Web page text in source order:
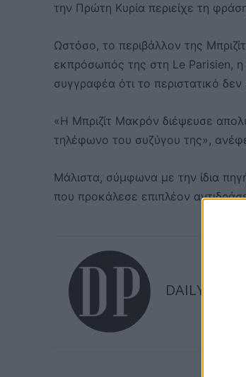
την Πρώτη Κυρία περιείχε τη
Ωστόσο, το περιβάλλον της
εκπρόσωπός της στη Le Parisien, η
συγγραφέα ότι το περιστατικό
«Η Μπριζίτ Μακρόν διέψευσε
τηλέφωνο του συζύγου της»,
Μάλιστα, σύμφωνα με την ίδια
που προκάλεσε επιπλέον
DAILYPOST